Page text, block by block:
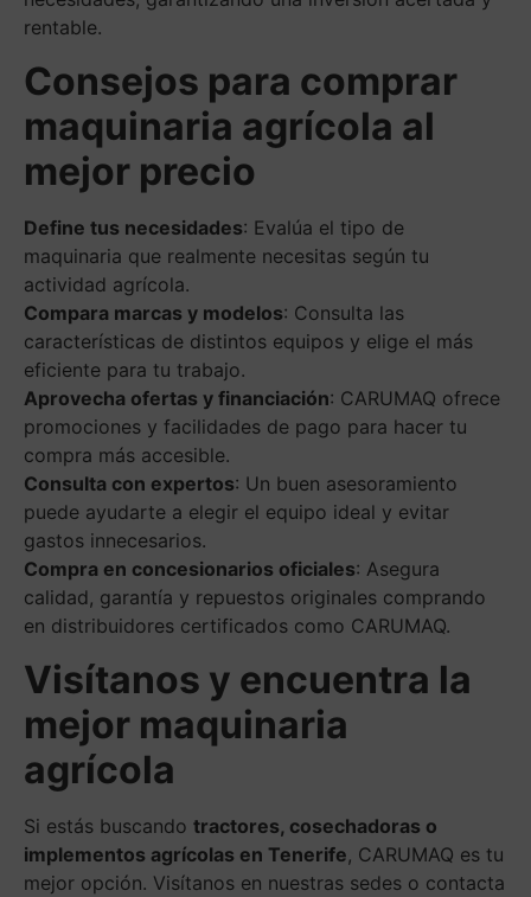
rentable.
Consejos para comprar
maquinaria agrícola al
mejor precio
Define tus necesidades: Evalúa el tipo de
maquinaria que realmente necesitas según tu
actividad agrícola.
Compara marcas y modelos: Consulta las
características de distintos equipos y elige el más
eficiente para tu trabajo.
Aprovecha ofertas y financiación: CARUMAQ ofrece
promociones y facilidades de pago para hacer tu
compra más accesible.
Consulta con expertos: Un buen asesoramiento
puede ayudarte a elegir el equipo ideal y evitar
gastos innecesarios.
Compra en concesionarios oficiales: Asegura
calidad, garantía y repuestos originales comprando
en distribuidores certificados como CARUMAQ.
Visítanos y encuentra la
mejor maquinaria
agrícola
Si estás buscando tractores, cosechadoras o
implementos agrícolas en Tenerife, CARUMAQ es tu
mejor opción. Visítanos en nuestras sedes o contacta